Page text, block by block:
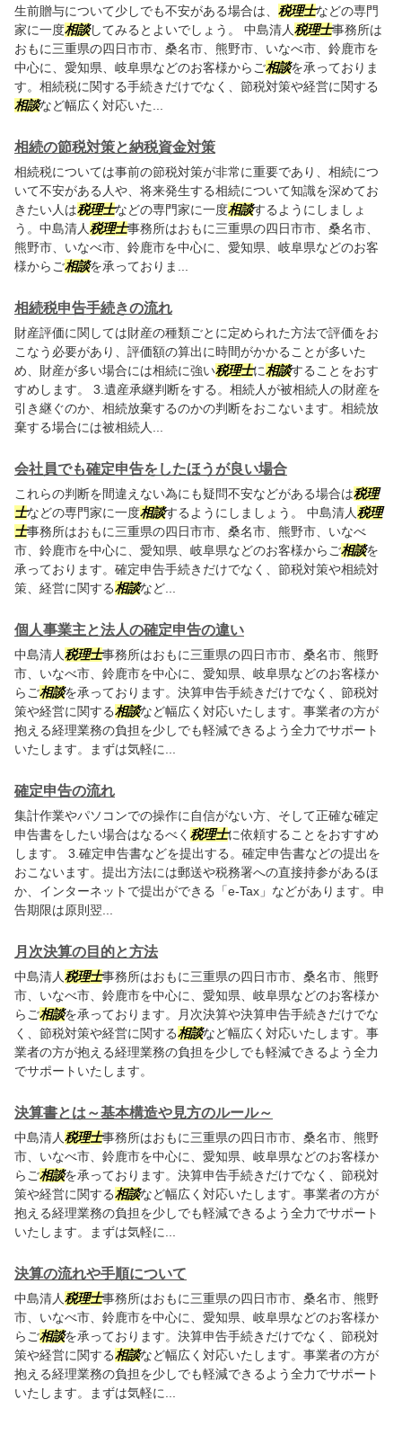
生前贈与について少しでも不安がある場合は、 税理士などの専門
家に一度相談してみるとよいでしょう。 中島清人税理士事務所は
おもに三重県の四日市市、桑名市、熊野市、いなべ市、鈴鹿市を
中心に、愛知県、岐阜県などのお客様からご相談を承っておりま
す。相続税に関する手続きだけでなく、節税対策や経営に関する
相談など幅広く対応いた...
相続の節税対策と納税資金対策
相続税については事前の節税対策が非常に重要であり、相続につ
いて不安がある人や、将来発生する相続について知識を深めてお
きたい人は税理士などの専門家に一度相談するようにしましょ
う。中島清人税理士事務所はおもに三重県の四日市市、桑名市、
熊野市、いなべ市、鈴鹿市を中心に、愛知県、岐阜県などのお客
様からご相談を承っておりま...
相続税申告手続きの流れ
財産評価に関しては財産の種類ごとに定められた方法で評価をお
こなう必要があり、評価額の算出に時間がかかることが多いた
め、財産が多い場合には相続に強い税理士に相談することをおす
すめします。 3.遺産承継判断をする。相続人が被相続人の財産を
引き継ぐのか、相続放棄するのかの判断をおこないます。相続放
棄する場合には被相続人...
会社員でも確定申告をしたほうが良い場合
これらの判断を間違えない為にも疑問不安などがある場合は税理
士などの専門家に一度相談するようにしましょう。 中島清人税理
士事務所はおもに三重県の四日市市、桑名市、熊野市、いなべ
市、鈴鹿市を中心に、愛知県、岐阜県などのお客様からご相談を
承っております。確定申告手続きだけでなく、節税対策や相続対
策、経営に関する相談など...
個人事業主と法人の確定申告の違い
中島清人税理士事務所はおもに三重県の四日市市、桑名市、熊野
市、いなべ市、鈴鹿市を中心に、愛知県、岐阜県などのお客様か
らご相談を承っております。決算申告手続きだけでなく、節税対
策や経営に関する相談など幅広く対応いたします。事業者の方が
抱える経理業務の負担を少しでも軽減できるよう全力でサポート
いたします。まずは気軽に...
確定申告の流れ
集計作業やパソコンでの操作に自信がない方、そして正確な確定
申告書をしたい場合はなるべく 税理士に依頼することをおすすめ
します。 3.確定申告書などを提出する。確定申告書などの提出を
おこないます。提出方法には郵送や税務署への直接持参があるほ
か、インターネットで提出ができる「e-Tax」などがあります。申
告期限は原則翌...
月次決算の目的と方法
中島清人税理士事務所はおもに三重県の四日市市、桑名市、熊野
市、いなべ市、鈴鹿市を中心に、愛知県、岐阜県などのお客様か
らご相談を承っております。月次決算や決算申告手続きだけでな
く、節税対策や経営に関する相談など幅広く対応いたします。事
業者の方が抱える経理業務の負担を少しでも軽減できるよう全力
でサポートいたします。
決算書とは～基本構造や見方のルール～
中島清人税理士事務所はおもに三重県の四日市市、桑名市、熊野
市、いなべ市、鈴鹿市を中心に、愛知県、岐阜県などのお客様か
らご相談を承っております。決算申告手続きだけでなく、節税対
策や経営に関する相談など幅広く対応いたします。事業者の方が
抱える経理業務の負担を少しでも軽減できるよう全力でサポート
いたします。まずは気軽に...
決算の流れや手順について
中島清人税理士事務所はおもに三重県の四日市市、桑名市、熊野
市、いなべ市、鈴鹿市を中心に、愛知県、岐阜県などのお客様か
らご相談を承っております。決算申告手続きだけでなく、節税対
策や経営に関する相談など幅広く対応いたします。事業者の方が
抱える経理業務の負担を少しでも軽減できるよう全力でサポート
いたします。まずは気軽に...